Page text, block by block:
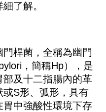
了解。
桿菌，全稱為幽門
，簡稱Hp），是
及十二指腸內的革
S形、弧形，具有
中強酸性環境下存